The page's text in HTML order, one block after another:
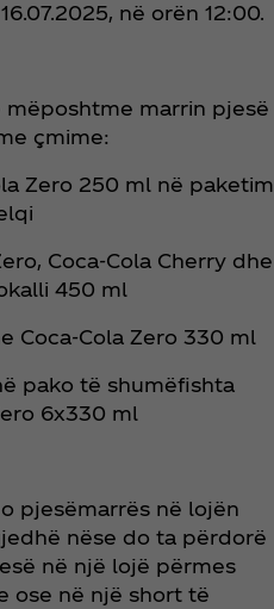
në orën 12:00.
marrin pjesë
çmime:
Zero 250 ml në paketim
Coca‑Cola Cherry dhe
450 ml
Coca‑Cola Zero 330 ml
pako të shumëfishta
6x330 ml
pjesëmarrës në lojën
nëse do ta përdorë
në një lojë përmes
ose në një short të